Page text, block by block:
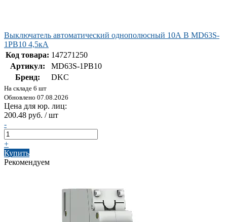
Выключатель автоматический однополюсный 10А B MD63S-
1PB10 4,5кА
Код товара: 147271250
Артикул:
MD63S-1PB10
Бренд:
DKC
На складе 6 шт
Обновлено 07.08.2026
Цена для юр. лиц:
200.48 руб. / шт
-
+
Купить
Рекомендуем